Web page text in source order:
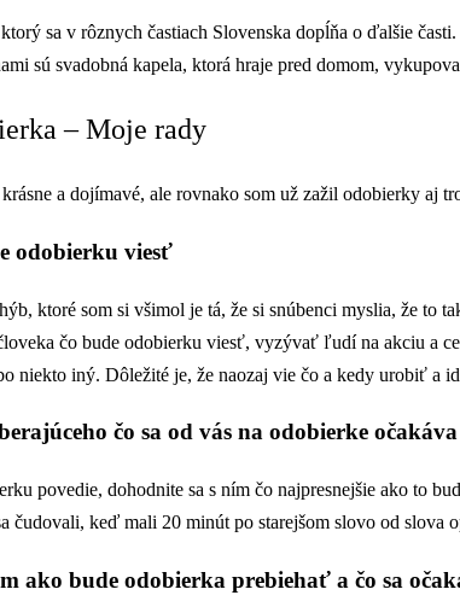
sa v rôznych častiach Slovenska dopĺňa o ďalšie
sú svadobná kapela, ktorá hraje pred domom,
– Moje rady
a dojímavé, ale rovnako som už zažil odobierky aj
odobierku viesť
ktoré som si všimol je tá, že si snúbenci myslia, že
čo bude odobierku viesť, vyzývať ľudí na akciu a
niekto iný. Dôležité je, že naozaj vie čo a kedy urobiť a
čo sa od vás na odobierke očakáva
povedie, dohodnite sa s ním čo najpresnejšie ako to
čudovali, keď mali 20 minút po starejšom slovo od
ako bude odobierka prebiehať a čo sa